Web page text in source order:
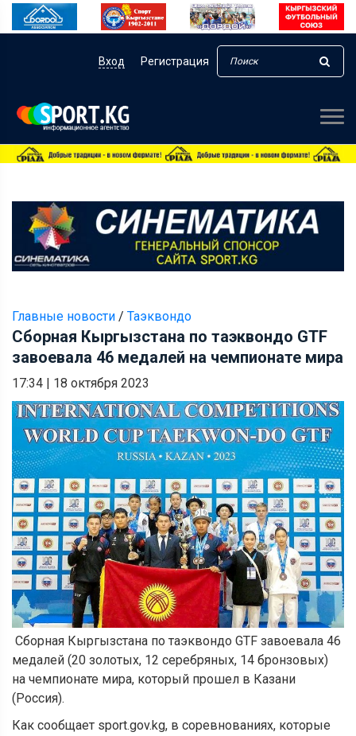
Вход Регистрация
Главные новости / Таэквондо
Сборная Кыргызстана по таэквондо GTF
завоевала 46 медалей на чемпионате мира
17:34 | 18 октября 2023
Сборная Кыргызстана по таэквондо GTF завоевала 46
медалей (20 золотых, 12 серебряных, 14 бронзовых)
на чемпионате мира, который прошел в Казани
(Россия).
Как сообщает sport.gov.kg, в соревнованиях, которые